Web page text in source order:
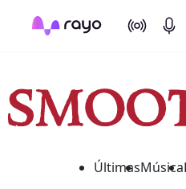
On Air
ÚltimasMúsica